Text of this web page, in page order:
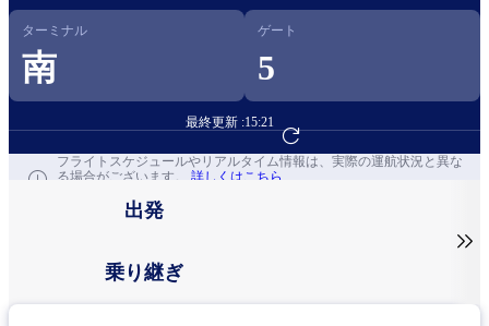
ターミナル
南
ゲート
5
最終更新 :15:21
フライト予約へ
フライトスケジュールやリアルタイム情報は、実際の運航状況と異な
る場合がございます。 詳しくはこちら
出発
乗り継ぎ
